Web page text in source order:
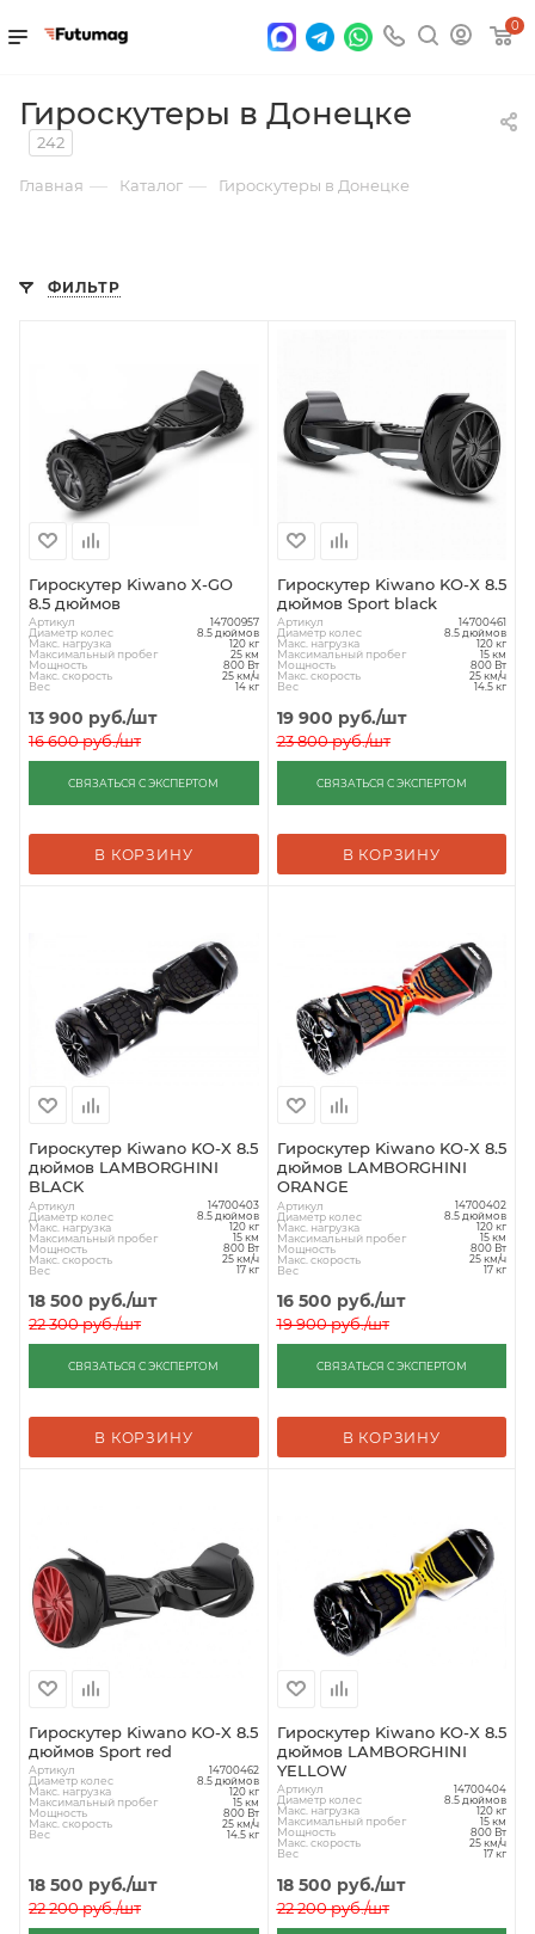
0
Гироскутеры в Донецке
242
Главная — Каталог — Гироскутеры в Донецке
ФИЛЬТР
Гироскутер Kiwano X-GO
8.5 дюймов
Артикул 14700957
Диаметр колес 8.5 дюймов
Макс. нагрузка 120 кг
Максимальный пробег 25 км
Мощность 800 Вт
Макс. скорость 25 км/ч
Вес 14 кг
13 900 руб./шт
16 600руб./шт
СВЯЗАТЬСЯ С ЭКСПЕРТОМ
В КОРЗИНУ
Гироскутер Kiwano KO-X 8.5
дюймов Sport black
Артикул 14700461
Диаметр колес 8.5 дюймов
Макс. нагрузка 120 кг
Максимальный пробег 15 км
Мощность 800 Вт
Макс. скорость 25 км/ч
Вес 14.5 кг
19 900 руб./шт
23 800руб./шт
СВЯЗАТЬСЯ С ЭКСПЕРТОМ
В КОРЗИНУ
Гироскутер Kiwano KO-X 8.5
дюймов LAMBORGHINI
BLACK
Артикул 14700403
Диаметр колес 8.5 дюймов
Макс. нагрузка 120 кг
Максимальный пробег 15 км
Мощность 800 Вт
Макс. скорость 25 км/ч
Вес 17 кг
18 500 руб./шт
22 300руб./шт
СВЯЗАТЬСЯ С ЭКСПЕРТОМ
В КОРЗИНУ
Гироскутер Kiwano KO-X 8.5
дюймов LAMBORGHINI
ORANGE
Артикул 14700402
Диаметр колес 8.5 дюймов
Макс. нагрузка 120 кг
Максимальный пробег 15 км
Мощность 800 Вт
Макс. скорость 25 км/ч
Вес 17 кг
16 500 руб./шт
19 900руб./шт
СВЯЗАТЬСЯ С ЭКСПЕРТОМ
В КОРЗИНУ
Гироскутер Kiwano KO-X 8.5
дюймов Sport red
Артикул 14700462
Диаметр колес 8.5 дюймов
Макс. нагрузка 120 кг
Максимальный пробег 15 км
Мощность 800 Вт
Макс. скорость 25 км/ч
Вес 14.5 кг
18 500 руб./шт
22 200руб./шт
Гироскутер Kiwano KO-X 8.5
дюймов LAMBORGHINI
YELLOW
Артикул 14700404
Диаметр колес 8.5 дюймов
Макс. нагрузка 120 кг
Максимальный пробег 15 км
Мощность 800 Вт
Макс. скорость 25 км/ч
Вес 17 кг
18 500 руб./шт
22 200руб./шт